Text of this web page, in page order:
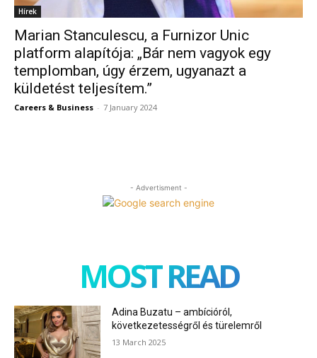
Hírek
Marian Stanculescu, a Furnizor Unic
platform alapítója: „Bár nem vagyok egy
templomban, úgy érzem, ugyanazt a
küldetést teljesítem.”
Careers & Business - 7 January 2024
- Advertisment -
MOST READ
Adina Buzatu – ambícióról,
következetességről és türelemről
13 March 2025